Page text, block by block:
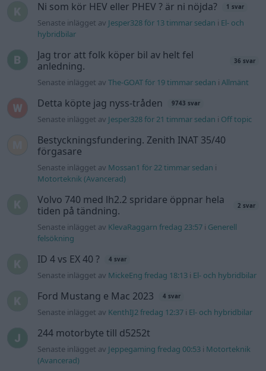
Ni som kör HEV eller PHEV ? är ni nöjda? 1 svar
Senaste inlägget av Jesper328 för 13 timmar sedan i El- och
hybridbilar
Jag tror att folk köper bil av helt fel
anledning.
36 svar
Senaste inlägget avThe-GOAT för 19 timmar sedan iAllmänt
Detta köpte jag nyss-tråden 9743 svar
Senaste inlägget av Jesper328 för 21 timmar sedan i Off topic
Bestyckningsfundering. Zenith INAT 35/40
förgasare
Senaste inlägget av Mossan1 för 22 timmar sedan i
Motorteknik (Avancerad)
Volvo 740 med lh2.2 spridare öppnar hela
tiden på tändning.
2 svar
Senaste inlägget av KlevaRaggarn fredag 23:57 i Generell
felsökning
ID 4 vs EX 40 ? 4 svar
Senaste inlägget av MickeEng fredag 18:13 i El- och hybridbilar
Ford Mustang e Mac 2023 4 svar
Senaste inlägget av KenthIJ2 fredag 12:37 i El- och hybridbilar
244 motorbyte till d5252t
Senaste inlägget av Jeppegaming fredag 00:53 i Motorteknik
(Avancerad)